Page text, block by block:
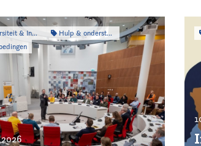
& Inclusiviteit
Hulp & ondersteuning